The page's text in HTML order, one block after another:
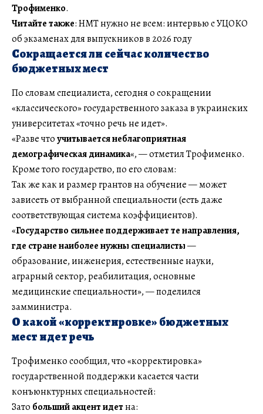
Трофименко.
Читайте также: НМТ нужно не всем: интервью с УЦОКО
об экзаменах для выпускников в 2026 году
Сокращается ли сейчас количество
бюджетных мест
По словам специалиста, сегодня о сокращении
«классического» государственного заказа в украинских
университетах «точно речь не идет».
«Разве чтоучитывается неблагоприятная
демографическая динамика«, — отметил Трофименко.
Кроме того государство, по его словам:
Так же как и размер грантов на обучение — может
зависеть от выбранной специальности (есть даже
соответствующая система коэффициентов).
«Государство сильнее поддерживает те направления,
где стране наиболее нужны специалисты—
образование, инженерия, естественные науки,
аграрный сектор, реабилитация, основные
медицинские специальности», — поделился
замминистра.
О какой «корректировке» бюджетных
мест идет речь
Трофименко сообщил, что «корректировка»
государственной поддержки касается части
конъюнктурных специальностей:
Зато больший акцент идетна: